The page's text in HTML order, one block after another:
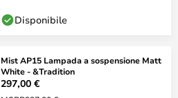
Disponibile
Mist AP15 Lampada a sospensione Matt
White - &Tradition
297,00 €